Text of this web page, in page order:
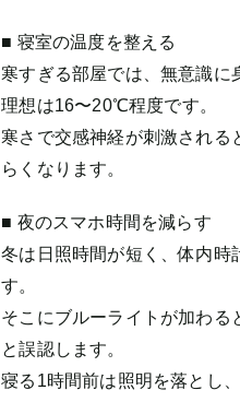
■ 寝室の温度を整える
寒すぎる部屋では、無意識に
理想は16〜20℃程度です。
寒さで交感神経が刺激される
らくなります。
■ 夜のスマホ時間を減らす
冬は日照時間が短く、体内時
す。
そこにブルーライトが加わる
と誤認します。
寝る1時間前は照明を落とし